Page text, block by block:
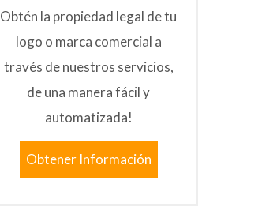
Obtén la propiedad legal de tu
logo o marca comercial a
través de nuestros servicios,
de una manera fácil y
automatizada!
Obtener Información